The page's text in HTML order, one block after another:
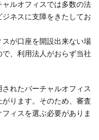
ルオフィスでは多数の法
ネスに支障をきたしてお
スが口座を開設出来ない場
、利用法人がおらず当社
れたバーチャルオフィス
ります。そのため、審査
ィスを選ぶ必要がありま